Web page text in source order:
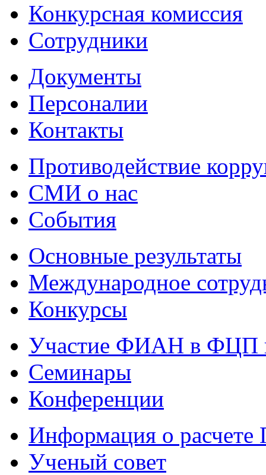
Конкурсная комиссия
Сотрудники
Документы
Персоналии
Контакты
Противодействие
СМИ о нас
События
Основные результаты
Международное
Конкурсы
Участие ФИАН в ФЦП
Семинары
Конференции
Информация о
Ученый совет